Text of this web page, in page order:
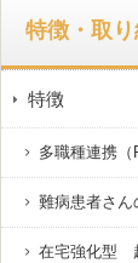
特徴・取
特徴
多職種連携（
難病患者さん
在宅強化型